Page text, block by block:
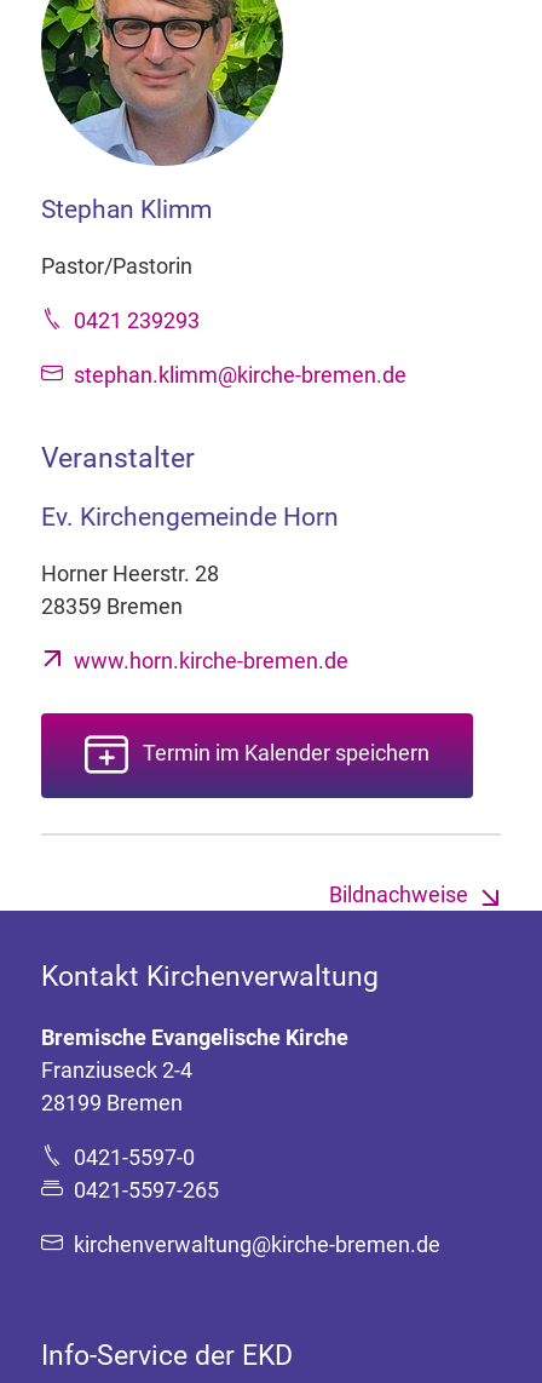
Stephan Klimm
Pastor/Pastorin
0421 239293
stephan.klimm@kirche-bremen.de
Veranstalter
Ev. Kirchengemeinde Horn
Horner Heerstr. 28
28359 Bremen
www.horn.kirche-bremen.de
Termin im Kalender speichern
Bildnachweise
Kontakt Kirchenverwaltung
Bremische Evangelische Kirche
Franziuseck 2-4
28199 Bremen
0421-5597-0
0421-5597-265
kirchenverwaltung@kirche-bremen.de
Info-Service der EKD